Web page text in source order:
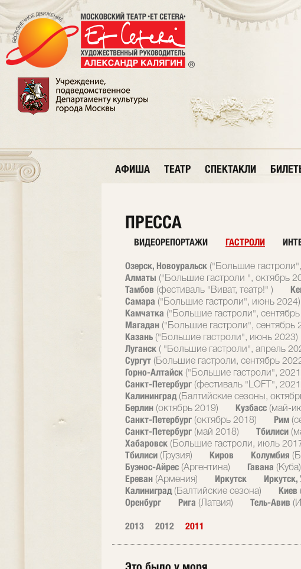
АФИША ТЕАТР СПЕКТАКЛИ
ПРЕССА
ВИДЕОРЕПОРТАЖИ ГАСТРОЛИ
Озерск, Новоуральск ("Большие
Алматы ("Большие гастроли ", октябрь
Тамбов (фестиваль "Виват, театр!" )
Самара ("Большие гастроли", июнь 2024)
Камчатка ("Большие гастроли",
Магадан ("Большие гастроли", сентябрь
Казань ("Большие гастроли", июнь 2023)
Луганск ( "Большие гастроли", апрель
Сургут (Большие гастроли, сентябрь
Горно-Алтайск ("Большие гастроли",
Санкт-Петербург (фестиваль "LOFT",
Калининград (Балтийские сезоны,
Берлин (октябрь 2019) Кузбасс (май-
Санкт-Петербург (октябрь 2018) Рим
Санкт-Петербург (май 2018) Тбилиси
Хабаровск (Большие гастроли, июль
Тбилиси (Грузия) Киров Колумбия
Буэнос-Айрес (Аргентина) Гавана (Куба)
Ереван (Армения) Иркутск
Иркутск,
Калиниград (Балтийские сезона) Киев
Оренбург Рига (Латвия) Тель-Авив
2013 2012 2011